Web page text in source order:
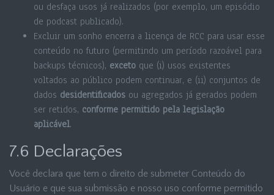
ou desfaça usos já realizados (por exemplo, um episódio
de podcast publicado).
Excluir um sonho encerra a licença de RCC para usar esse
conteúdo no futuro (permitindo um período razoável para
backups técnicos), exceto que (i) usos existentes
voltados ao público podem continuar, e (ii) conjuntos de
dados desidentificados ou agregados já gerados podem
ser retidos, conforme permitido pela legislação
aplicável.
7.6 Declarações
Você declara que tem o direito de submeter Conteúdo do
Usuário e que sua submissão e nosso uso conforme permitido